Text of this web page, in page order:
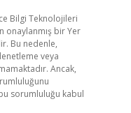
Bilgi Teknolojileri
onaylanmış bir Yer
Bu nedenle,
veya
Ancak,
sorumluluğu kabul